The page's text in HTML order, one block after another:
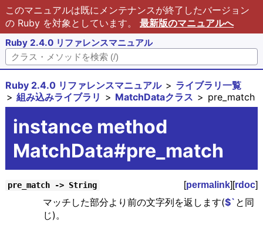
このマニュアルは既にメンテナンスが終了したバージョン
の Ruby を対象としています。 最新版のマニュアルへ
Ruby 2.4.0 リファレンスマニュアル
Ruby 2.4.0 リファレンスマニュアル
ライブラリ一覧
組み込みライブラリ
MatchDataクラス pre_match
instance method
MatchData#pre_match
pre_match -> String [permalink][rdoc]
マッチした部分より前の文字列を返します($` と同
じ)。